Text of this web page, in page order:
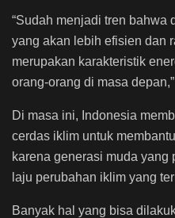
“Sudah menjadi tren bahwa
yang akan lebih efisien dan
merupakan karakteristik
orang-orang di masa
Di masa ini, Indonesia
cerdas iklim untuk
karena generasi muda
laju perubahan iklim yang
Banyak hal yang bisa